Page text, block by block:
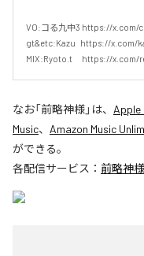
VO:コる九中3 https://x.com/
gt&etc:Kazu   https://x.com/
MIX:Ryoto.t      https://x.com/
なお「前略神様」は、 Apple
Music、 Amazon Music
ができる。
各配信サービス： 前略神様